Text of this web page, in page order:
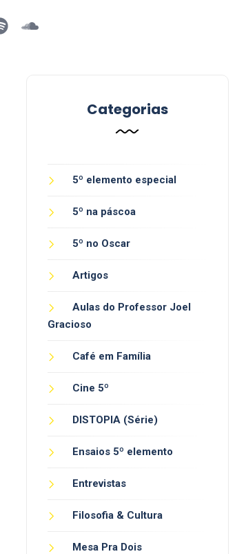
Categorias
5º elemento especial
5º na páscoa
5º no Oscar
Artigos
Aulas do Professor Joel
Gracioso
Café em Família
Cine 5º
DISTOPIA (Série)
Ensaios 5º elemento
Entrevistas
Filosofia & Cultura
Mesa Pra Dois